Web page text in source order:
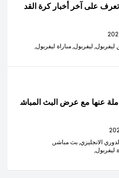
تعرف على آخر أخبار كرة القد
ليفربول, ليفربول,مباراة ليفربول,
عنها مع عرض البث المباش
الانجليزي,بث مباشر,
ليفربول,